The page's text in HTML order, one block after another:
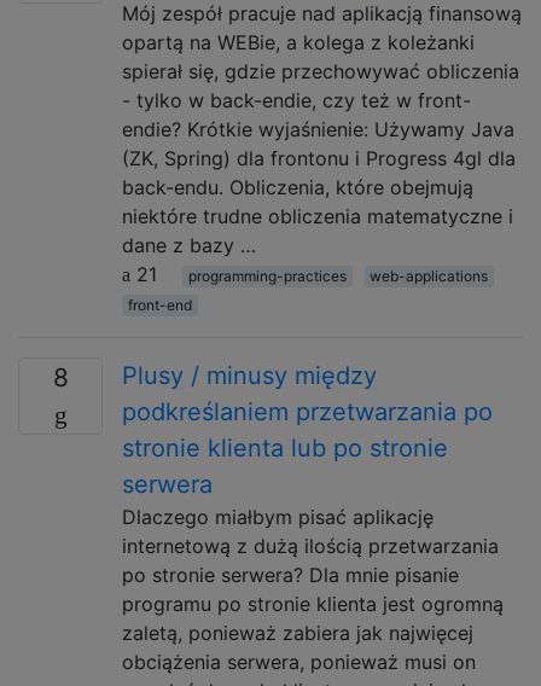
Mój zespół pracuje nad aplikacją finansową
opartą na WEBie, a kolega z koleżanki
spierał się, gdzie przechowywać obliczenia
- tylko w back-endie, czy też w front-
endie? Krótkie wyjaśnienie: Używamy Java
(ZK, Spring) dla frontonu i Progress 4gl dla
back-endu. Obliczenia, które obejmują
niektóre trudne obliczenia matematyczne i
dane z bazy …
21
programming-practices
web-applications
front-end
8
Plusy / minusy między
podkreślaniem przetwarzania po
stronie klienta lub po stronie
serwera
Dlaczego miałbym pisać aplikację
internetową z dużą ilością przetwarzania
po stronie serwera? Dla mnie pisanie
programu po stronie klienta jest ogromną
zaletą, ponieważ zabiera jak najwięcej
obciążenia serwera, ponieważ musi on